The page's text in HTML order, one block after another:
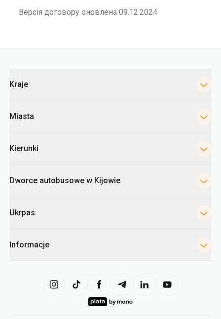
Версія договору оновлена 09.12.2024
Kraje
Miasta
Kierunki
Dworce autobusowe w Kijowie
Ukrpas
Informacje